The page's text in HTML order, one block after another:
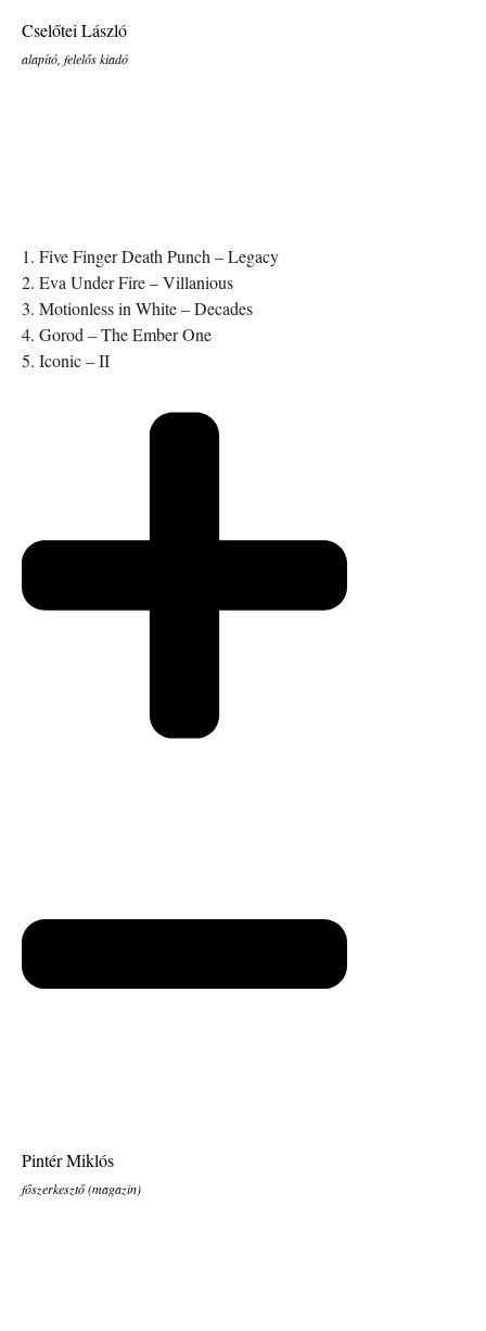
Cselőtei László
alapító, felelős kiadó
1. Five Finger Death Punch – Legacy
2. Eva Under Fire – Villanious
3. Motionless in White – Decades
4. Gorod – The Ember One
5. Iconic – II
Pintér Miklós
főszerkesztő (magazin)